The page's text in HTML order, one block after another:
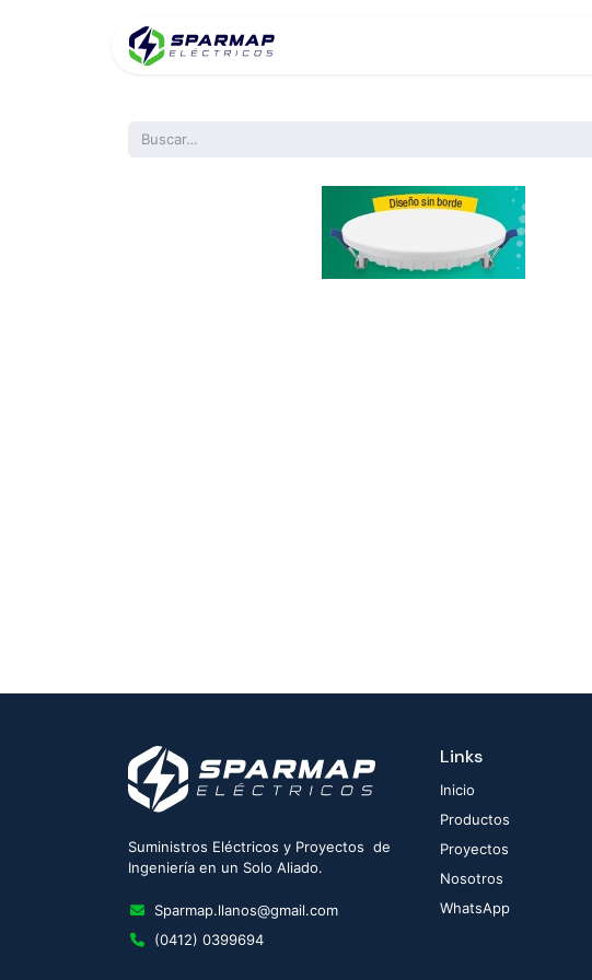
Suministros Eléctricos y Proyectos de
Ingeniería en un Solo Aliado.
Sparmap.llanos@gmail.com
(0412) 0399694
Links
Inicio
Productos
Proyectos
Nosotros
WhatsApp